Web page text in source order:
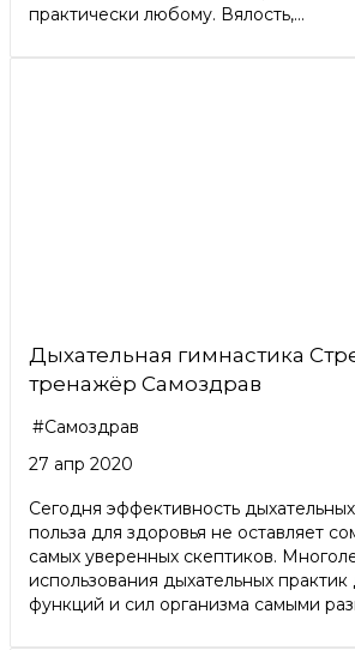
практически любому. Вялость,...
Дыхательная гимнастика
тренажёр Самоздрав
#Самоздрав
27 апр 2020
Сегодня эффективность
польза для здоровья не оставляет
самых уверенных скептиков.
использования дыхательных
функций и сил организма самыми